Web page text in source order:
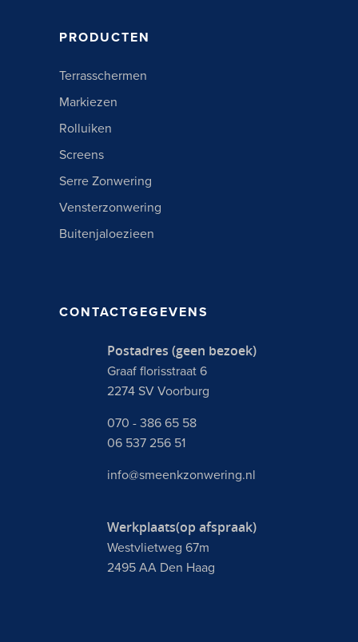
PRODUCTEN
Terrasschermen
Markiezen
Rolluiken
Screens
Serre Zonwering
Vensterzonwering
Buitenjaloezieen
CONTACTGEGEVENS
Postadres (geen bezoek)
Graaf florisstraat 6
2274 SV Voorburg
070 - 386 65 58
06 537 256 51
info@smeenkzonwering.nl
Werkplaats(op afspraak)
Westvlietweg 67m
2495 AA Den Haag